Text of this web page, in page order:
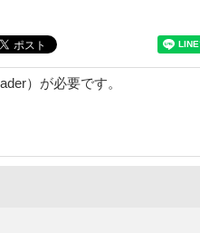
）が必要です。